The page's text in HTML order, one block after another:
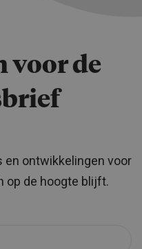
voor de
en ontwikkelingen voor
op de hoogte blijft.